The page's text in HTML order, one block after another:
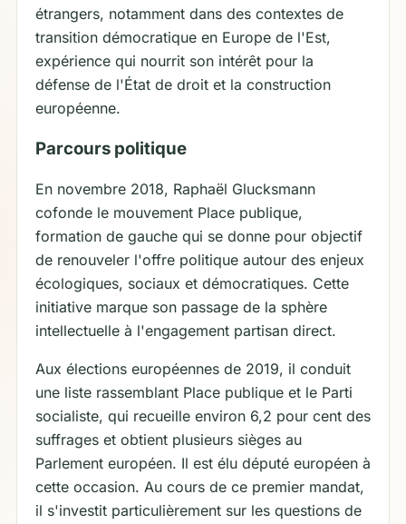
étrangers, notamment dans des contextes de
transition démocratique en Europe de l'Est,
expérience qui nourrit son intérêt pour la
défense de l'État de droit et la construction
européenne.
Parcours politique
En novembre 2018, Raphaël Glucksmann
cofonde le mouvement Place publique,
formation de gauche qui se donne pour objectif
de renouveler l'offre politique autour des enjeux
écologiques, sociaux et démocratiques. Cette
initiative marque son passage de la sphère
intellectuelle à l'engagement partisan direct.
Aux élections européennes de 2019, il conduit
une liste rassemblant Place publique et le Parti
socialiste, qui recueille environ 6,2 pour cent des
suffrages et obtient plusieurs sièges au
Parlement européen. Il est élu député européen à
cette occasion. Au cours de ce premier mandat,
il s'investit particulièrement sur les questions de